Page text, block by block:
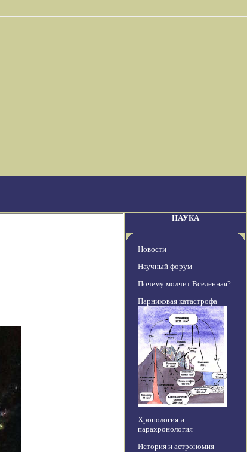
НАУКА
Новости
Научный форум
Почему молчит Вселенная?
Парниковая катастрофа
Хронология и
парахронология
История и астрономия